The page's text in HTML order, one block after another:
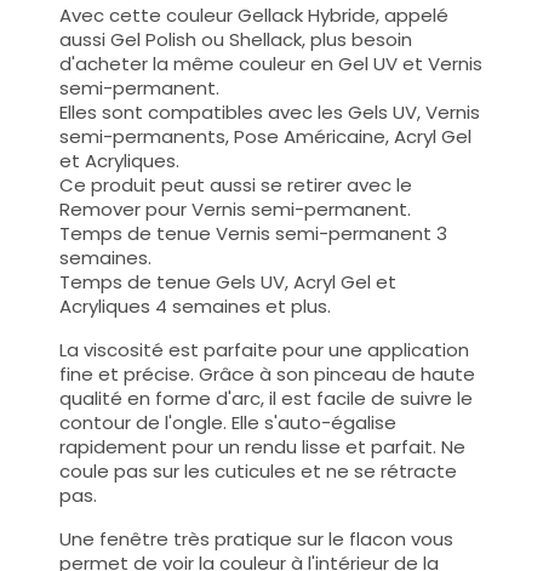
Avec cette couleur Gellack Hybride, appelé
aussi Gel Polish ou Shellack, plus besoin
d'acheter la même couleur en Gel UV et Vernis
semi-permanent.
Elles sont compatibles avec les Gels UV, Vernis
semi-permanents, Pose Américaine, Acryl Gel
et Acryliques.
Ce produit peut aussi se retirer avec le
Remover pour Vernis semi-permanent.
Temps de tenue Vernis semi-permanent 3
semaines.
Temps de tenue Gels UV, Acryl Gel et
Acryliques 4 semaines et plus.
La viscosité est parfaite pour une application
fine et précise. Grâce à son pinceau de haute
qualité en forme d'arc, il est facile de suivre le
contour de l'ongle. Elle s'auto-égalise
rapidement pour un rendu lisse et parfait. Ne
coule pas sur les cuticules et ne se rétracte
pas.
Une fenêtre très pratique sur le flacon vous
permet de voir la couleur à l'intérieur de la